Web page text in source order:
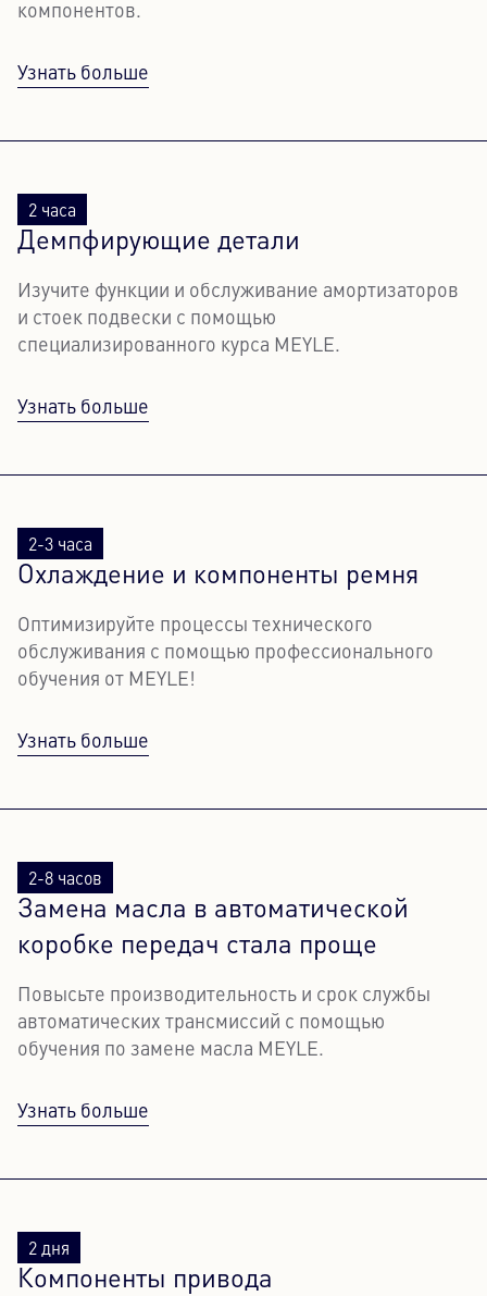
компонентов.
Узнать больше
2 часа
Демпфирующие детали
Изучите функции и обслуживание амортизаторов
и стоек подвески с помощью
специализированного курса MEYLE.
Узнать больше
2-3 часа
Охлаждение и компоненты ремня
Оптимизируйте процессы технического
обслуживания с помощью профессионального
обучения от MEYLE!
Узнать больше
2-8 часов
Замена масла в автоматической
коробке передач стала проще
Повысьте производительность и срок службы
автоматических трансмиссий с помощью
обучения по замене масла MEYLE.
Узнать больше
2 дня
Компоненты привода